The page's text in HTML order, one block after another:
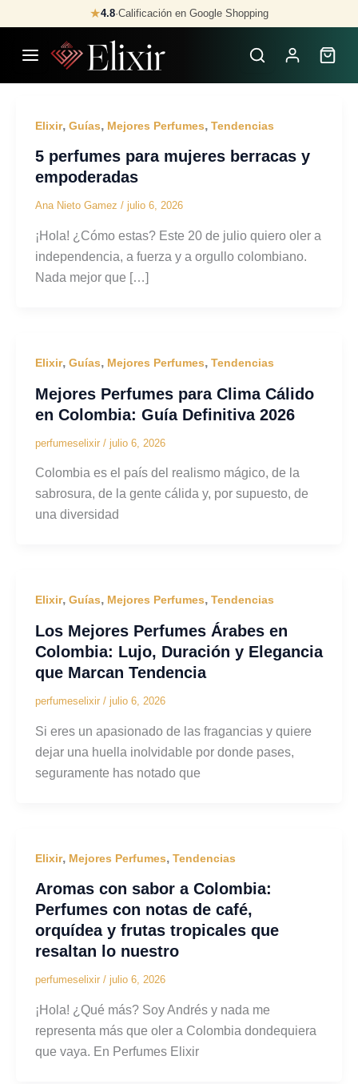
to
content
★4.8·Calificación en Google Shopping
Elixir, Guías, Mejores Perfumes, Tendencias
5 perfumes para mujeres berracas y
empoderadas
Ana Nieto Gamez / julio 6, 2026
¡Hola! ¿Cómo estas? Este 20 de julio quiero oler a
independencia, a fuerza y a orgullo colombiano.
Nada mejor que […]
Elixir, Guías, Mejores Perfumes, Tendencias
Mejores Perfumes para Clima Cálido
en Colombia: Guía Definitiva 2026
perfumeselixir / julio 6, 2026
Colombia es el país del realismo mágico, de la
sabrosura, de la gente cálida y, por supuesto, de
una diversidad
Elixir, Guías, Mejores Perfumes, Tendencias
Los Mejores Perfumes Árabes en
Colombia: Lujo, Duración y Elegancia
que Marcan Tendencia
perfumeselixir / julio 6, 2026
Si eres un apasionado de las fragancias y quiere
dejar una huella inolvidable por donde pases,
seguramente has notado que
Elixir, Mejores Perfumes, Tendencias
Aromas con sabor a Colombia:
Perfumes con notas de café,
orquídea y frutas tropicales que
resaltan lo nuestro
perfumeselixir / julio 6, 2026
¡Hola! ¿Qué más? Soy Andrés y nada me
representa más que oler a Colombia dondequiera
que vaya. En Perfumes Elixir